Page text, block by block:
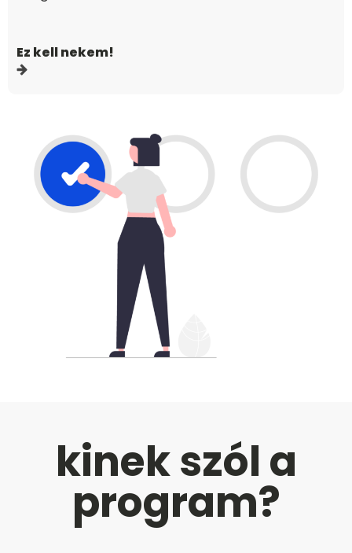
Ez kell nekem!
kinek szól a
program?